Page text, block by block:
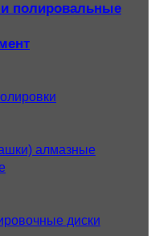
полировальные
алмазные
диски